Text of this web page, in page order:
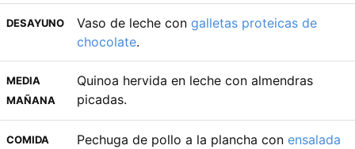
DESAYUNO Vaso de leche con galletas proteicas de
chocolate.
MEDIA
MAÑANA
Quinoa hervida en leche con almendras
picadas.
COMIDA Pechuga de pollo a la plancha con ensalada